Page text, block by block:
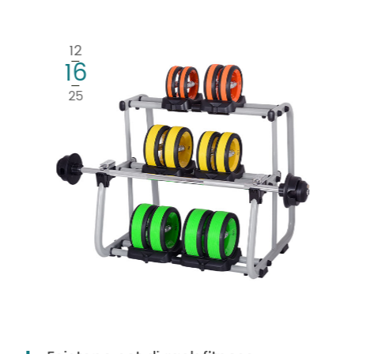
Che tu stia cercando di
migliorare le tue soluzioni di
archiviazione personale o di
elevare la tua esperienza di
regali, gli accessori e le
confezioni regalo Biyisheng
offrono una scelta elegante e
pratica che riflette l'essenza
dell'artigianato cinese.
12
09
25